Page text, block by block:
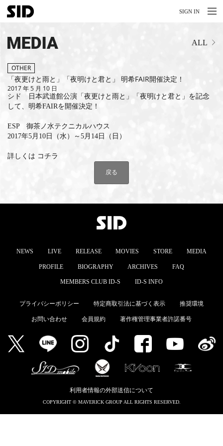
SIGN IN
BIOGRAPHY
日本語
English
MEDIA ALL
OTHER
「夜更けと雨と」「夜明けと君と」 明希FAIR開催決定！
2017 年 5 月 10 日
シド 日本武道館公演「夜更けと雨と」「夜明けと君と」を記念
して、明希FAIRを開催決定！
ESP 御茶ノ水テクニカルハウス
2017年5月10日（水）～5月14日（日）
詳しくは コチラ
戻る
NEWS LIVE RELEASE MOVIES STORE MEDIA
PROFILE BIOGRAPHY ARCHIVES FAQ
MEMBERS CLUB ID-S ID-S INFO
プライバシーポリシー 特定商取引法に基づく表示 推奨環境
お問い合わせ 会員規約 著作権管理事業者許諾番号
利用者情報の外部送信について
COPYRIGHT © MAVERICK GROUP ALL RIGHTS RESERVED.